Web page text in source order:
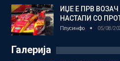
ИЏЕ Е ПРВ
НАСТАПИ СО
Плусинфо 05/08/
Галерија